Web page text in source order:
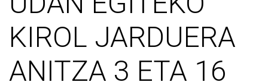
KIROL JARDUERA
ANITZA 3 ETA 16